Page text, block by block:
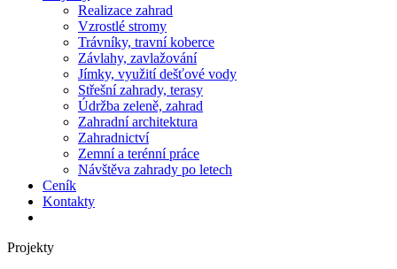
Realizace zahrad
Vzrostlé stromy
Trávníky, travní koberce
Závlahy, zavlažování
Jímky, využití dešťové vody
Střešní zahrady, terasy
Údržba zeleně, zahrad
Zahradní architektura
Zahradnictví
Zemní a terénní práce
Návštěva zahrady po letech
Ceník
Kontakty
Projekty